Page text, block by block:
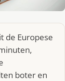
de Europese
boter en